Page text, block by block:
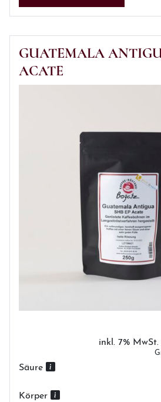
GUATEMALA
ACATE
inkl. 7% MwSt.
Säure
Körper